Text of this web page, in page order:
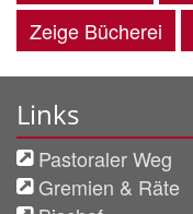
Zeige Bücherei
Links
Pastoraler Weg
Gremien & Räte